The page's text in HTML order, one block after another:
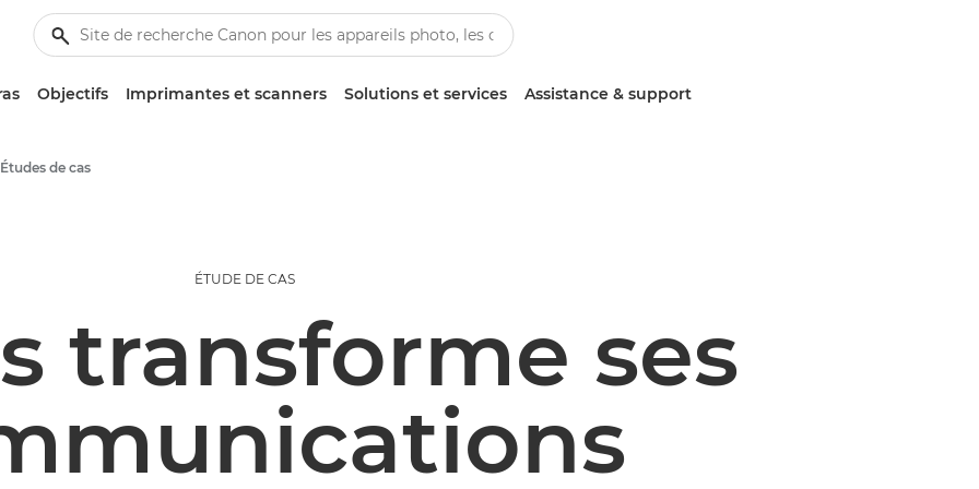
Objectifs Imprimantes et scanners Solutions et services Assistance & support
Études de cas
ÉTUDE DE CAS
transforme ses